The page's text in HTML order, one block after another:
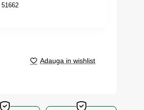
51662
Adauga in wishlist